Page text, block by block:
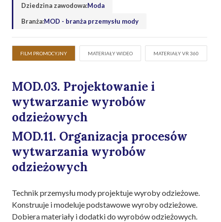
Dziedzina zawodowa:Moda
Branża:MOD - branża przemysłu mody
FILM PROMOCYJNY MATERIAŁY WIDEO MATERIAŁY VR 360
MOD.03. Projektowanie i
wytwarzanie wyrobów
odzieżowych
MOD.11. Organizacja procesów
wytwarzania wyrobów
odzieżowych
Technik przemysłu mody projektuje wyroby odzieżowe.
Konstruuje i modeluje podstawowe wyroby odzieżowe.
Dobiera materiały i dodatki do wyrobów odzieżowych.